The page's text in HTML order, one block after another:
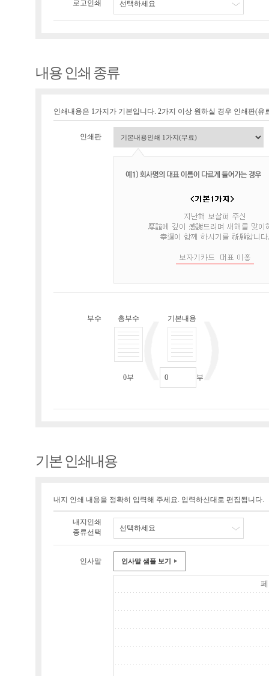
로고인쇄 선택하세요
내용 인쇄 종류
인쇄내용은 1가지가 기본입니다. 2가지 이상 원하실 경우 인쇄판(유
인쇄판
부수 총부수
0부
기본내용
부
기본 인쇄내용
내지 인쇄 내용을 정확히 입력해 주세요. 입력하신대로 편집됩니다.
내지인쇄
종류선택
선택하세요
인사말 인사말 샘플 보기